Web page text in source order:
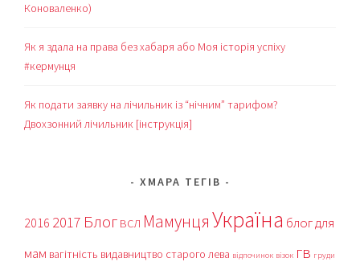
Коноваленко)
Як я здала на права без хабаря або Моя історія успіху
#кермунця
Як подати заявку на лічильник із “нічним” тарифом?
Двохзонний лічильник [інструкція]
ХМАРА ТЕГІВ
2016 2017 Блог ВСЛ МамунцяУкраїна блог для
мам вагітність видавництво старого лева відпочинок візок гв груди